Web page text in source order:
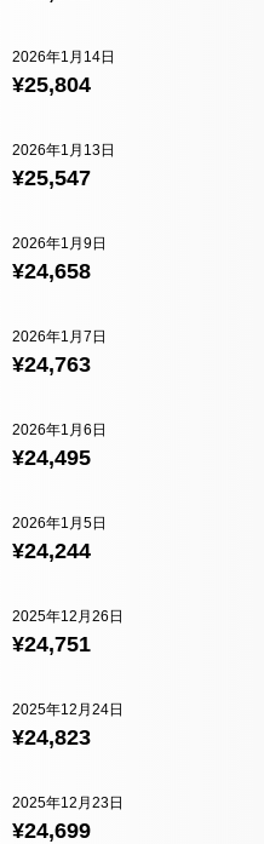
¥25,804
2026年1月14日
¥25,547
2026年1月13日
¥24,658
2026年1月9日
¥24,763
2026年1月7日
¥24,495
2026年1月6日
¥24,244
2026年1月5日
¥24,751
2025年12月26日
¥24,823
2025年12月24日
¥24,699
2025年12月23日